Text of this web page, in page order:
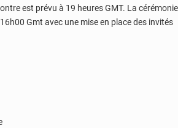
est prévu à 19 heures GMT. La cérémonie
Gmt avec une mise en place des invités